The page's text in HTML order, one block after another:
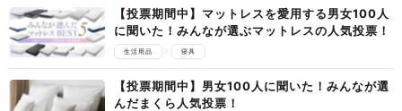
【投票期間中】マットレスを愛用する男女100人
に聞いた！みんなが選ぶマットレスの人気投票！
生活用品 寝具
【投票期間中】男女100人に聞いた！みんなが選
んだまくら人気投票！